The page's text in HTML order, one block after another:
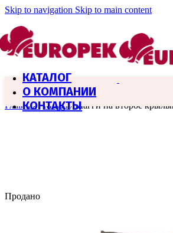
Skip to navigation Skip to main content
КАТАЛОГ
О КОМПАНИИ
КОНТАКТЫ
Главная / Maggi/ Магги на второе
Продано